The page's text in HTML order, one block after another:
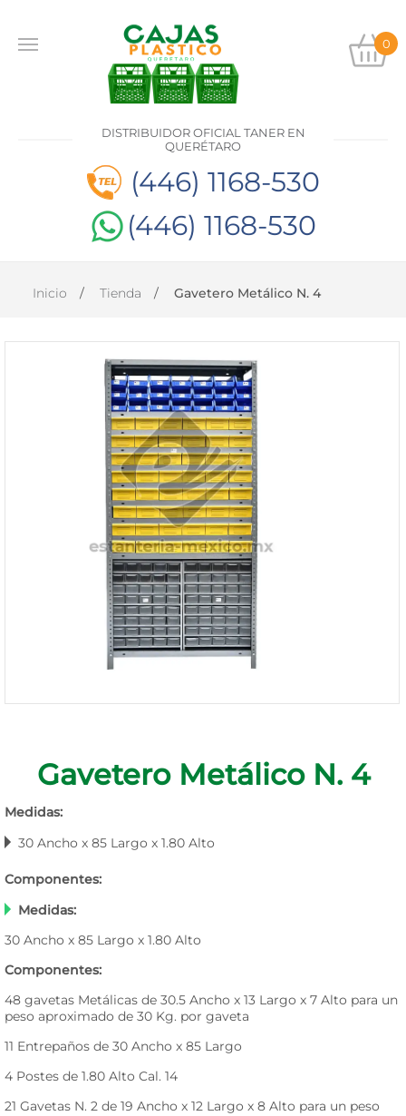
0
DISTRIBUIDOR OFICIAL TANER EN
QUERÉTARO
(446) 1168-530
(446) 1168-530
DISTRIBUIDOR
OFICIAL
(446)
530
(446)
1168-
530
Inicio Tienda Gavetero Metálico N. 4
Gavetero Metálico N. 4
Medidas:
30 Ancho x 85 Largo x 1.80 Alto
Componentes:
Medidas:
30 Ancho x 85 Largo x 1.80 Alto
Componentes:
48 gavetas Metálicas de 30.5 Ancho x 13 Largo x 7 Alto para un
peso aproximado de 30 Kg. por gaveta
11 Entrepaños de 30 Ancho x 85 Largo
4 Postes de 1.80 Alto Cal. 14
21 Gavetas N. 2 de 19 Ancho x 12 Largo x 8 Alto para un peso